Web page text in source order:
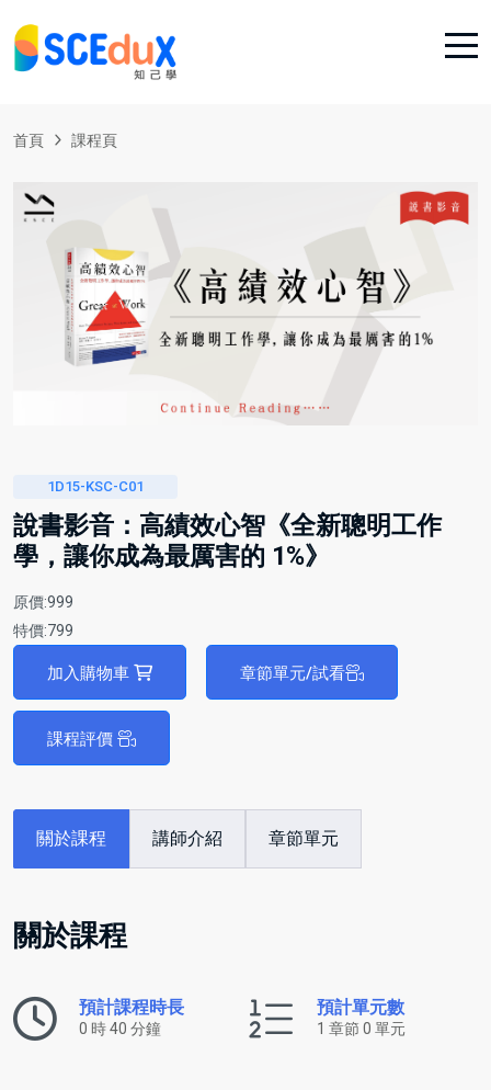
首頁 課程頁
1D15-KSC-C01
說書影音：高績效心智《全新聰明工作
學，讓你成為最厲害的 1%》
原價:999
特價:799
加入購物車 章節單元/試看
課程評價
關於課程 講師介紹 章節單元
關於課程
預計課程時長
0 時 40 分鐘
預計單元數
1 章節 0 單元